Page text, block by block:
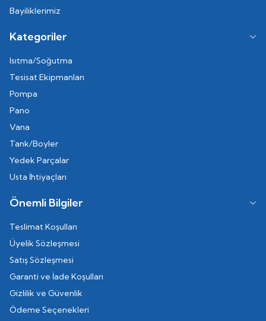
Bayiliklerimiz
Kategoriler
Isıtma/Soğutma
Tesisat Ekipmanları
Pompa
Pano
Vana
Tank/Boyler
Yedek Parçalar
Usta İhtiyaçları
Önemli Bilgiler
Teslimat Koşulları
Üyelik Sözleşmesi
Satış Sözleşmesi
Garanti ve İade Koşulları
Gizlilik ve Güvenlik
Ödeme Seçenekleri